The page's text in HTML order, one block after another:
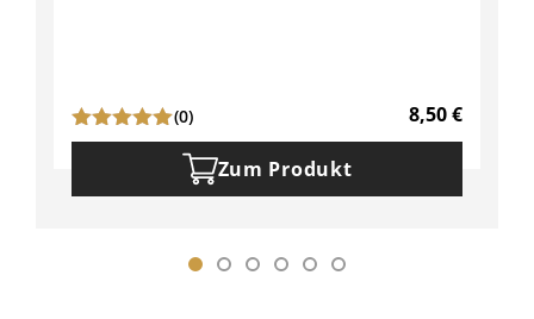
(0) 8,50€
Zum Produkt